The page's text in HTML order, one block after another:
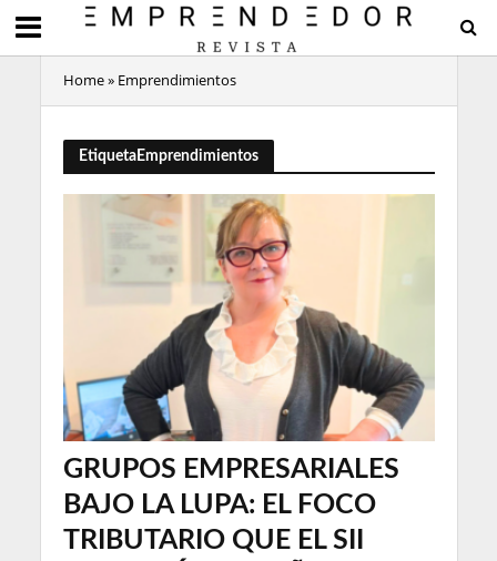
Home» Emprendimientos
EtiquetaEmprendimientos
GRUPOS EMPRESARIALES
BAJO LA LUPA: EL FOCO
TRIBUTARIO QUE EL SII